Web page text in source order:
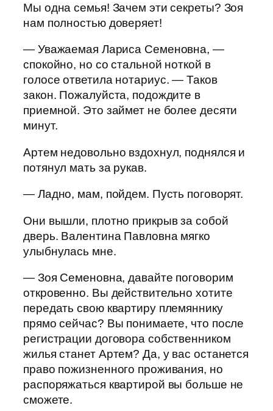
Мы одна семья! Зачем эти секреты? Зоя
нам полностью доверяет!
— Уважаемая Лариса Семеновна, —
спокойно, но со стальной ноткой в
голосе ответила нотариус. — Таков
закон. Пожалуйста, подождите в
приемной. Это займет не более десяти
минут.
Артем недовольно вздохнул, поднялся и
потянул мать за рукав.
— Ладно, мам, пойдем. Пусть поговорят.
Они вышли, плотно прикрыв за собой
дверь. Валентина Павловна мягко
улыбнулась мне.
— Зоя Семеновна, давайте поговорим
откровенно. Вы действительно хотите
передать свою квартиру племяннику
прямо сейчас? Вы понимаете, что после
регистрации договора собственником
жилья станет Артем? Да, у вас останется
право пожизненного проживания, но
распоряжаться квартирой вы больше не
сможете.